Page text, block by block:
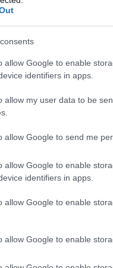
allow Google to enable
identifiers in apps.
allow my user data to be
allow Google to send me
allow Google to enable
identifiers in apps.
allow Google to enable
allow Google to enable
a mesterséges
vagy magát
pápának se, de
négy kamera van,
egy ultraszéles
amibe belefér az
akkor is nagyon
kezelő kamera
ez felel ugyanis, hogy
ki jól, ha az alany
elkapott pengetőt is
került éjszakai
mellett tudja
a kézmozgást
volna valaki
elkészítését, ez